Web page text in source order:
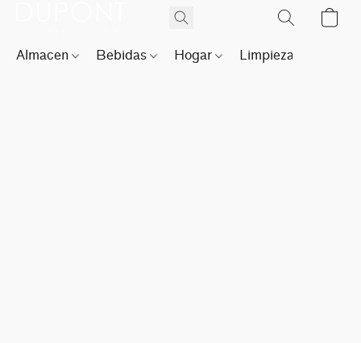
Almacen Bebidas Hogar Limpieza